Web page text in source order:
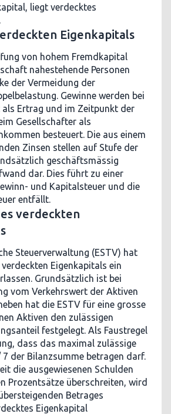
liegt verdecktes
Eigenkapitals
von hohem Fremdkapital
nahestehende Personen
der Vermeidung der
Gewinne werden bei
als Ertrag und im Zeitpunkt der
Gesellschafter als
besteuert. Die aus einem
Zinsen stellen auf Stufe der
geschäftsmässig
dar. Dies führt zu einer
und Kapitalsteuer und die
entfällt.
verdeckten
Steuerverwaltung (ESTV) hat
Eigenkapitals ein
Grundsätzlich ist bei
vom Verkehrswert der Aktiven
hat die ESTV für eine grosse
Aktiven den zulässigen
festgelegt. Als Faustregel
dass das maximal zulässige
der Bilanzsumme betragen darf.
die ausgewiesenen Schulden
Prozentsätze überschreiten, wird
Betrages
Eigenkapital